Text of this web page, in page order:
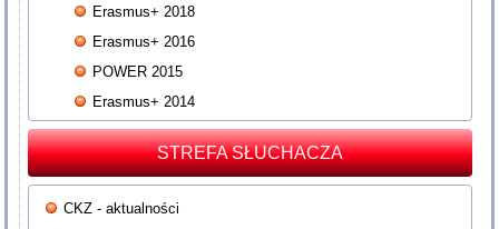
Erasmus+ 2018
Erasmus+ 2016
POWER 2015
Erasmus+ 2014
STREFA SŁUCHACZA
CKZ - aktualności